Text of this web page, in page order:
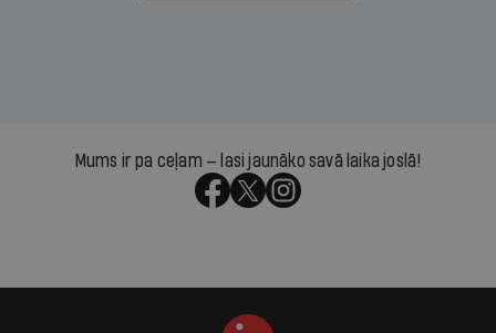
Mums ir pa ceļam — lasi jaunāko savā laika joslā!